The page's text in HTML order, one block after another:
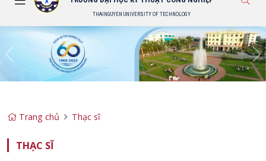
THAINGUYEN UNIVERSITY OF TECHNOLOGY
Previous
Trang chủ Thạc sĩ
THẠC SĨ